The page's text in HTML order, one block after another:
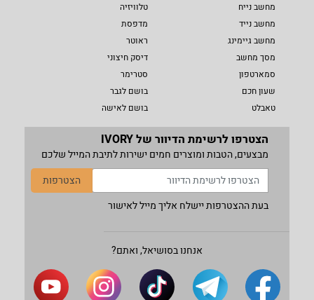
מחשב נייח
מחשב נייד
מחשב גיימינג
מסך מחשב
סמארטפון
שעון חכם
טאבלט
טלוויזיה
מדפסת
ראוטר
דיסק חיצוני
סטרימר
בושם לגבר
בושם לאישה
הצטרפו לרשימת הדיוור של IVORY
מבצעים, הטבות ומוצרים חמים ישירות לתיבת המייל שלכם
הצטרפות
בעת ההצטרפות יישלח אליך מייל לאישור
אנחנו בסושיאל, ואתם?